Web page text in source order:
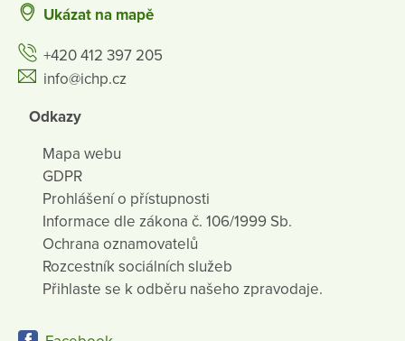
Ukázat na mapě
+420 412 397 205
info@ichp.cz
Odkazy
Mapa webu
GDPR
Prohlášení o přístupnosti
Informace dle zákona č. 106/1999 Sb.
Ochrana oznamovatelů
Rozcestník sociálních služeb
Přihlaste se k odběru našeho zpravodaje.